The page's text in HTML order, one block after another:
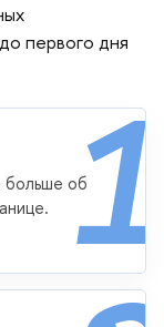
первого дня
1
больше об